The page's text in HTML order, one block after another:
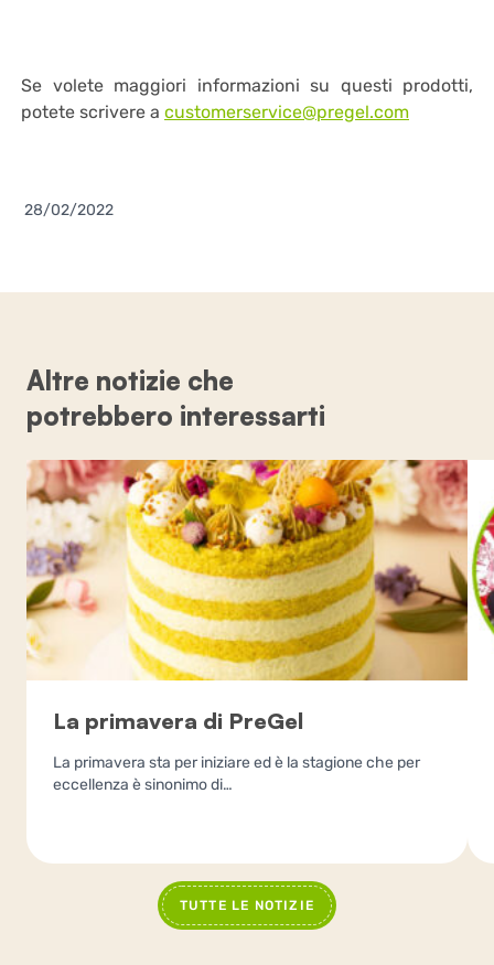
Se volete maggiori informazioni su questi prodotti,
potete scrivere a customerservice@pregel.com
28/02/2022
Altre notizie che
potrebbero interessarti
TUTTE LE NOTIZIE
La primavera di PreGel
La primavera sta per iniziare ed è la stagione che per
eccellenza è sinonimo di…